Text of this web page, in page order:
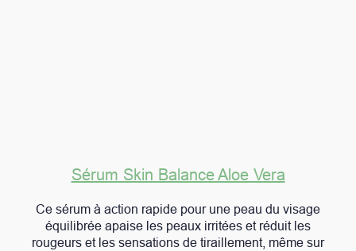
Sérum Skin Balance Aloe Vera
Ce sérum à action rapide pour une peau du visage
équilibrée apaise les peaux irritées et réduit les
rougeurs et les sensations de tiraillement, même sur